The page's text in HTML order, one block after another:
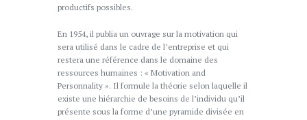
productifs possibles.
En 1954, il publia un ouvrage sur la motivation qui
sera utilisé dans le cadre de l’entreprise et qui
restera une référence dans le domaine des
ressources humaines : « Motivation and
Personnality ». Il formule la théorie selon laquelle il
existe une hiérarchie de besoins de l’individu qu’il
présente sous la forme d’une pyramide divisée en